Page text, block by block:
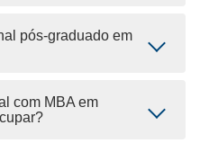
pós-graduado em
com MBA em